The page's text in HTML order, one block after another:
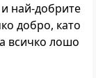
най-добрите
добро, като
всичко лошо